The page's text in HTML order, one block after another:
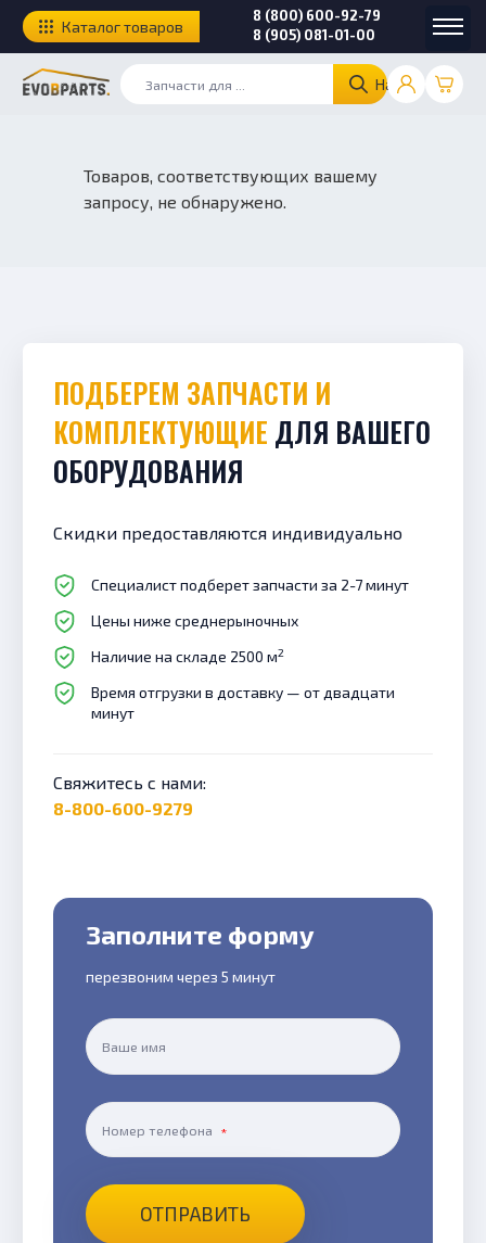
Найти
8 (800) 600-92-79
8 (905) 081-01-00
Каталог товаров
Товаров, соответствующих вашему
запросу, не обнаружено.
ПОДБЕРЕМ ЗАПЧАСТИ И
КОМПЛЕКТУЮЩИЕ ДЛЯ ВАШЕГО
ОБОРУДОВАНИЯ
Скидки предоставляются индивидуально
Специалист подберет запчасти за 2-7 минут
Цены ниже среднерыночных
Наличие на складе 2500 м2
Время отгрузки в доставку — от двадцати
минут
Свяжитесь с нами:
8-800-600-9279
Заполните форму
перезвоним через 5 минут
Ваше имя
Номер телефона
ОТПРАВИТЬ